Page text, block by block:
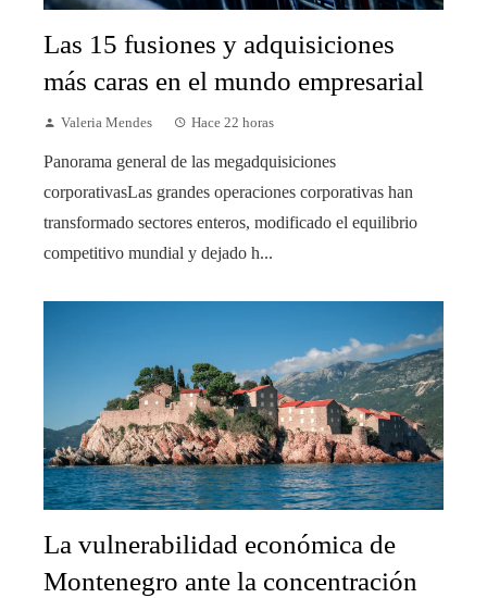
Las 15 fusiones y adquisiciones
más caras en el mundo empresarial
Valeria Mendes Hace 22 horas
Panorama general de las megadquisiciones
corporativasLas grandes operaciones corporativas han
transformado sectores enteros, modificado el equilibrio
competitivo mundial y dejado h...
La vulnerabilidad económica de
Montenegro ante la concentración